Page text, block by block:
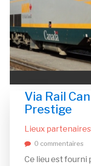
Via Rail
Prestige
Lieux partenaires
0 commentaires
Ce lieu est fourni